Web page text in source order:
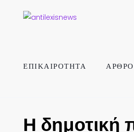
ΕΠΙΚΑΙΡΟΤΗΤΑ
Η δημοτική